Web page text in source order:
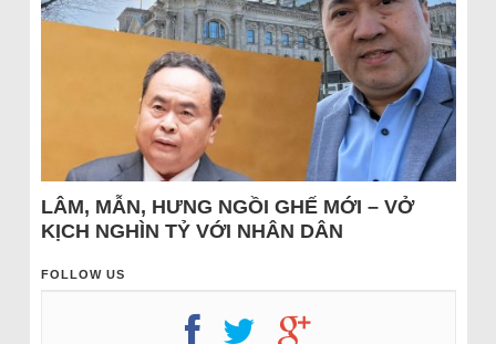
LÂM, MẪN, HƯNG NGỒI GHẾ MỚI – VỞ
KỊCH NGHÌN TỶ VỚI NHÂN DÂN
FOLLOW US